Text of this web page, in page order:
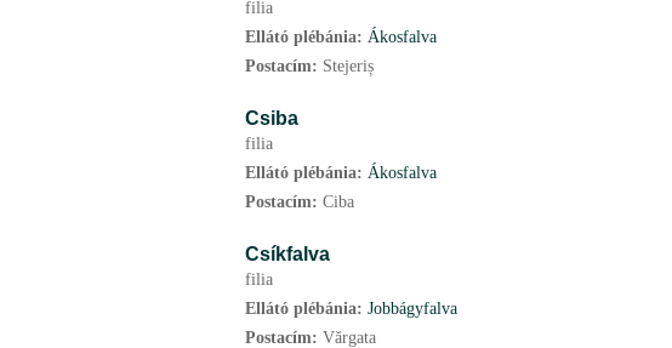
filia
Ellátó plébánia: Ákosfalva
Postacím: Stejeriș
Csiba
filia
Ellátó plébánia: Ákosfalva
Postacím: Ciba
Csíkfalva
filia
Ellátó plébánia: Jobbágyfalva
Postacím: Vărgata